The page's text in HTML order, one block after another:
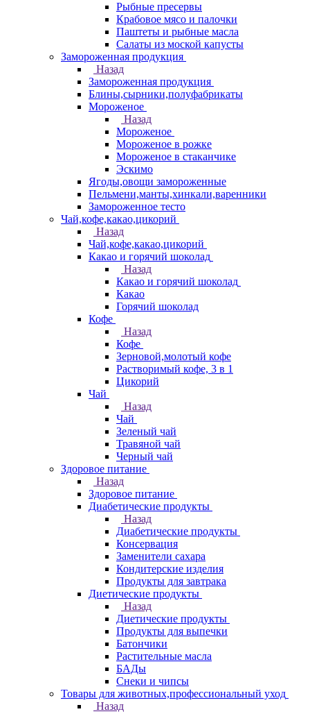
Рыбные пресервы
Крабовое мясо и палочки
Паштеты и рыбные масла
Салаты из моской капусты
Замороженная продукция
Назад
Замороженная продукция
Блины,сырники,полуфабрикаты
Мороженое
Назад
Мороженое
Мороженое в рожке
Мороженое в стаканчике
Эскимо
Ягоды,овощи замороженные
Пельмени,манты,хинкали,варенники
Замороженное тесто
Чай,кофе,какао,цикорий
Назад
Чай,кофе,какао,цикорий
Какао и горячий шоколад
Назад
Какао и горячий шоколад
Какао
Горячий шоколад
Кофе
Назад
Кофе
Зерновой,молотый кофе
Растворимый кофе, 3 в 1
Цикорий
Чай
Назад
Чай
Зеленый чай
Травяной чай
Черный чай
Здоровое питание
Назад
Здоровое питание
Диабетические продукты
Назад
Диабетические продукты
Консервация
Заменители сахара
Кондитерские изделия
Продукты для завтрака
Диетические продукты
Назад
Диетические продукты
Продукты для выпечки
Батончики
Растительные масла
БАДы
Снеки и чипсы
Товары для животных,профессиональный уход
Назад